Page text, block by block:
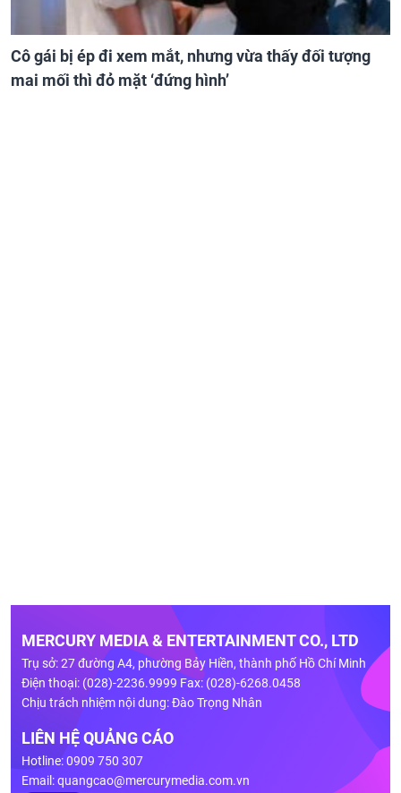
Cô gái bị ép đi xem mắt, nhưng vừa thấy đối tượng
mai mối thì đỏ mặt ‘đứng hình’
MERCURY MEDIA & ENTERTAINMENT CO., LTD
Trụ sở: 27 đường A4, phường Bảy Hiền, thành phố Hồ Chí Minh
Điện thoại: (028)-2236.9999 Fax: (028)-6268.0458
Chịu trách nhiệm nội dung: Đào Trọng Nhân
LIÊN HỆ QUẢNG CÁO
Hotline: 0909 750 307
Email:quangcao@mercurymedia.com.vn